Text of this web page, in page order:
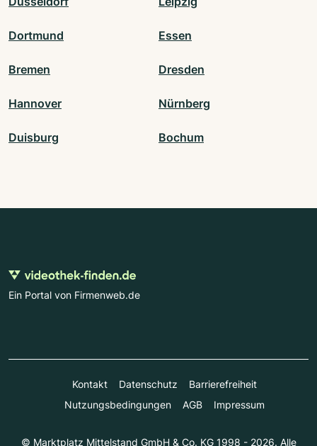
Dortmund Essen
Bremen Dresden
Hannover Nürnberg
Duisburg Bochum
Ein Portal von Firmenweb.de
Kontakt Datenschutz
Barrierefreiheit
Nutzungsbedingungen
AGB Impressum
© Marktplatz Mittelstand GmbH & Co. KG 1998 - 2026. Alle